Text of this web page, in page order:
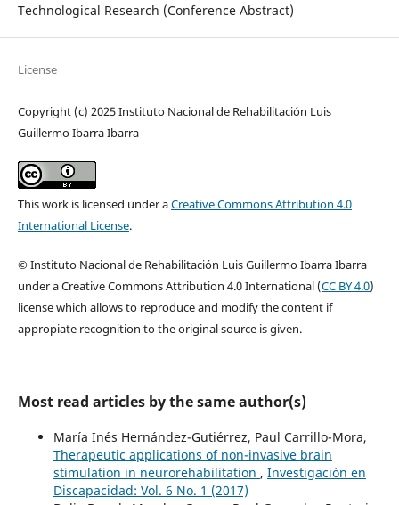
Technological Research (Conference Abstract)
License
Copyright (c) 2025 Instituto Nacional de Rehabilitación Luis
Guillermo Ibarra Ibarra
This work is licensed under aCreative Commons Attribution 4.0
International License.
© Instituto Nacional de Rehabilitación Luis Guillermo Ibarra Ibarra
under a Creative Commons Attribution 4.0 International (CC BY 4.0)
license which allows to reproduce and modify the content if
appropiate recognition to the original source is given.
Most read articles by the same author(s)
María Inés Hernández-Gutiérrez, Paul Carrillo-Mora,
Therapeutic applications of non-invasive brain
stimulation in neurorehabilitation , Investigación en
Discapacidad: Vol. 6 No. 1 (2017)